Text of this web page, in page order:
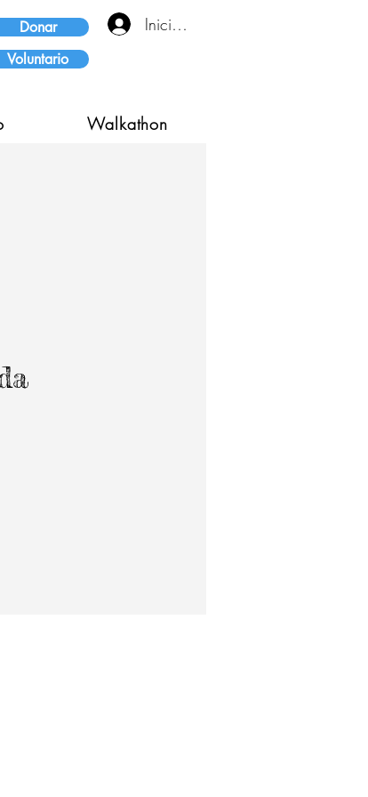
Walkathon
Iniciar sesión
Donar
Voluntario